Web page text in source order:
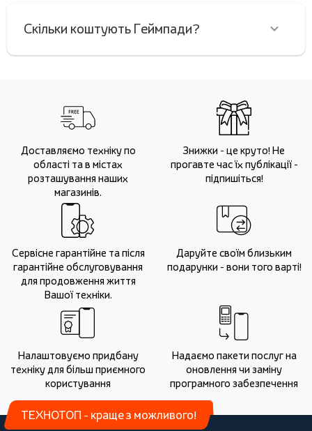
Скільки коштують Геймпади?
Доставляємо техніку по
області та в містах
розташування наших
магазинів.
Знижки - це круто! Не
прогавте час їх публікації -
підпишіться!
Сервісне гарантійне та після
гарантійне обслуговування
для продовження життя
Вашої техніки.
Даруйте своїм близьким
подарунки - вони того варті!
Налаштовуємо придбану
техніку для більш приємного
користування
Надаємо пакети послуг на
оновлення чи заміну
програмного забезпечення
ТЕХНОТОП - краще з можливого!